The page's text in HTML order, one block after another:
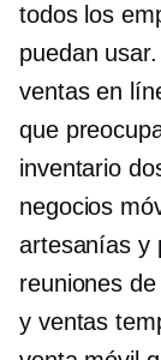
todos los
puedan
ventas en
que
inventario
negocios
artesanías y
reuniones
y ventas